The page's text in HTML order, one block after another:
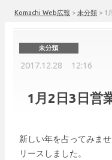
Komachi Web広報 > 未分類 > 1
2017.12.28 12:16
1月2日3日営
新しい年を占ってみま
リースしました。